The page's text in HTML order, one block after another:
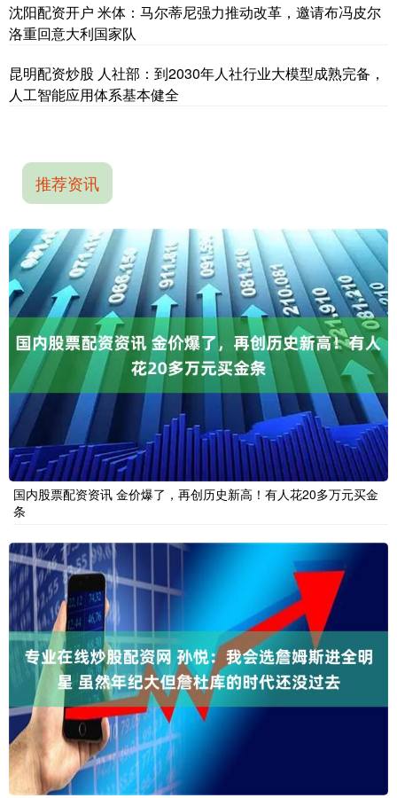
沈阳配资开户 米体：马尔蒂尼强力推动改革，邀请布冯皮尔
洛重回意大利国家队
昆明配资炒股 人社部：到2030年人社行业大模型成熟完备，
人工智能应用体系基本健全
推荐资讯
国内股票配资资讯 金价爆了，再创历史新高！有人花20多万元买金
条